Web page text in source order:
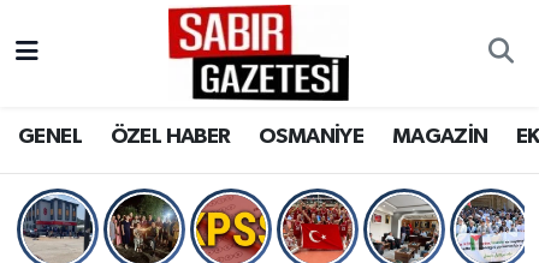
GENEL ÖZEL HABER OSMANİYE MAGAZİN
OSMANİYE
Osmaniye Nöbetçi Eczaneler
Osmaniye Trafik Yoğunluk Haritası